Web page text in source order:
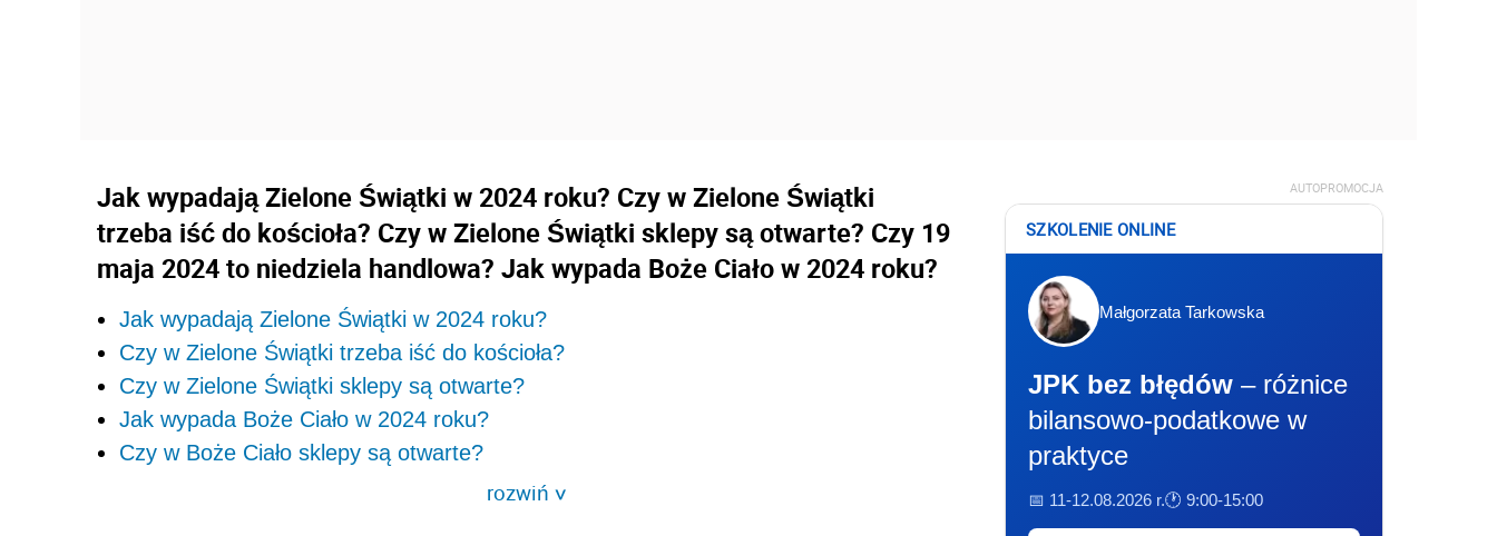
Jak wypadają Zielone Świątki w 2024 roku? Czy w Zielone Świątki
trzeba iść do kościoła? Czy w Zielone Świątki sklepy są otwarte? Czy 19
maja 2024 to niedziela handlowa? Jak wypada Boże Ciało w 2024 roku?
Jak wypadają Zielone Świątki w 2024 roku?
Czy w Zielone Świątki trzeba iść do kościoła?
Czy w Zielone Świątki sklepy są otwarte?
Jak wypada Boże Ciało w 2024 roku?
Czy w Boże Ciało sklepy są otwarte?
rozwiń>
AUTOPROMOCJA
SZKOLENIE ONLINE
Małgorzata Tarkowska
JPK bez błędów – różnice
bilansowo-podatkowe w
praktyce
📅 11-12.08.2026 r.🕐 9:00-15:00